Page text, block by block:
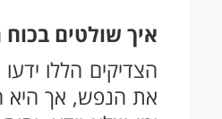
איך שולטים
הצדיקים הללו
את הנפש, אך היא